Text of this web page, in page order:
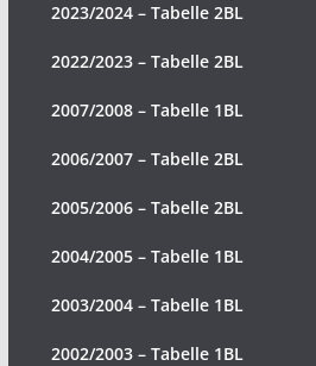
2023/2024 – Tabelle 2BL
2022/2023 – Tabelle 2BL
2007/2008 – Tabelle 1BL
2006/2007 – Tabelle 2BL
2005/2006 – Tabelle 2BL
2004/2005 – Tabelle 1BL
2003/2004 – Tabelle 1BL
2002/2003 – Tabelle 1BL